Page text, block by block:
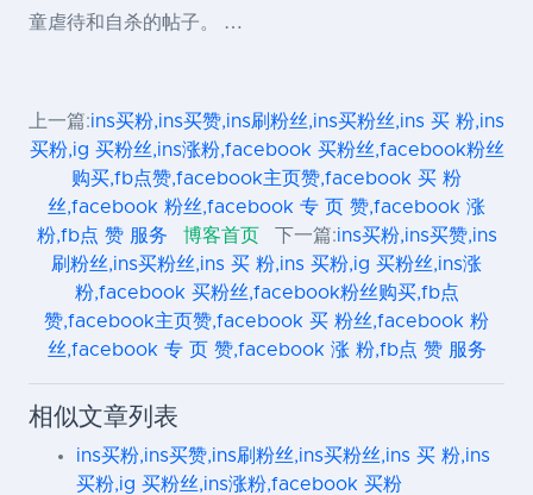
童虐待和自杀的帖子。 …
上一篇:ins买粉,ins买赞,ins刷粉丝,ins买粉丝,ins 买 粉,ins
买粉,ig 买粉丝,ins涨粉,facebook 买粉丝,facebook粉丝
购买,fb点赞,facebook主页赞,facebook 买 粉
丝,facebook 粉丝,facebook 专 页 赞,facebook 涨
粉,fb点 赞 服务
博客首页 下一篇:ins买粉,ins买赞,ins
刷粉丝,ins买粉丝,ins 买 粉,ins 买粉,ig 买粉丝,ins涨
粉,facebook 买粉丝,facebook粉丝购买,fb点
赞,facebook主页赞,facebook 买 粉丝,facebook 粉
丝,facebook 专 页 赞,facebook 涨 粉,fb点 赞 服务
相似文章列表
ins买粉,ins买赞,ins刷粉丝,ins买粉丝,ins 买 粉,ins
买粉,ig 买粉丝,ins涨粉,facebook 买粉